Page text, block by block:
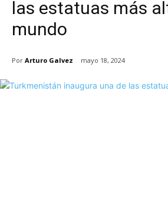
las estatuas más
mundo
Por Arturo Galvez mayo 18, 2024